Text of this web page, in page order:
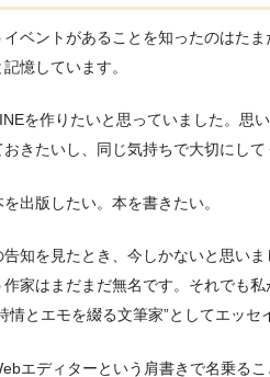
ベントがあることを知ったのはた
憶しています。
を作りたいと思っていました。思
きたいし、同じ気持ちで大切にして
出版したい。本を書きたい。
知を見たとき、今しかないと思い
家はまだまだ無名です。それでも
情とエモを綴る文筆家”としてエッ
エディターという肩書きで名乗る